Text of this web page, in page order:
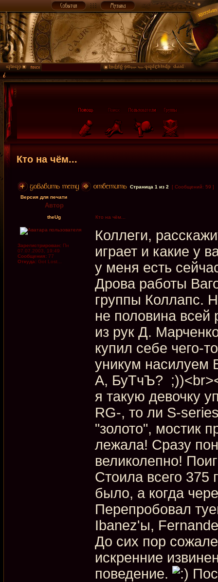
Кто на чём...
Страница 1 из 2
[ Сообщений: 59 ]
Версия для печати
Автор
theUg Кто на чём...
Зарегистрирован: Пн
07.07.2003, 19:49
Сообщения: 77
Откуда: Got Lost...
Коллеги,
играет и какие у
у меня есть
Дрова работы
группы Коллапс.
не половина
из рук Д.
купил себе чего-
уникум насилуем
А, БуТчЪ?
я такую девочку
RG-, то ли S-
"золото", мостик
лежала! Сразу
великолепно!
Стоила всего 375
было, а когда
Перепробовал
Ibanez'ы,
До сих пор
искренние
поведение.